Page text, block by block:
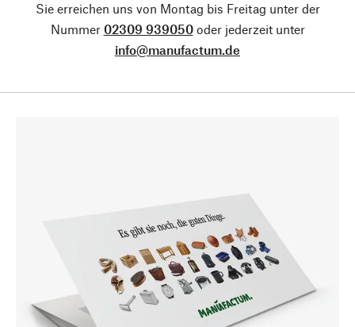
Sie erreichen uns von Montag bis Freitag unter der
Nummer 02309 939050oder jederzeit unter
info@manufactum.de